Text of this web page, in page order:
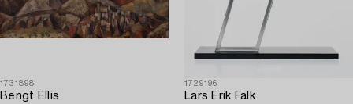
1731898
Bengt Ellis
1729196
Lars Erik Falk